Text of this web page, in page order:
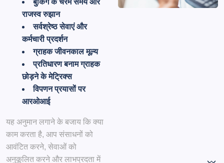
बुकिंग के चरम समय और
राजस्व रुझान
सर्वश्रेष्ठ सेवाएं और
कर्मचारी प्रदर्शन
ग्राहक जीवनकाल मूल्य
प्रतिधारण बनाम ग्राहक
छोड़ने के मेट्रिक्स
विपणन प्रयासों पर
आरओआई
यह अनुमान लगाने के बजाय कि क्या
काम करता है, आप संसाधनों को
आवंटित करने, सेवाओं को
अनुकूलित करने और लाभप्रदता में